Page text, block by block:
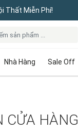
Thất Miễn Phí!
Nhà Hàng Sale Off
CỬA HÀNG